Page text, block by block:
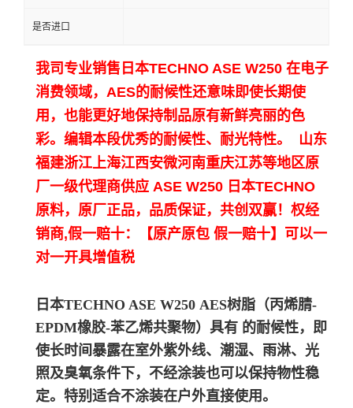
是否进口
我司专业销售日本TECHNO ASE W250 在电子
消费领域，AES的耐候性还意味即使长期使
用，也能更好地保持制品原有新鲜亮丽的色
彩。编辑本段优秀的耐候性、耐光特性。 山东
福建浙江上海江西安微河南重庆江苏等地区原
厂一级代理商供应 ASE W250 日本TECHNO
原料，原厂正品，品质保证，共创双赢！权经
销商,假一赔十：【原产原包 假一赔十】可以一
对一开具增值税
日本TECHNO ASE W250 AES树脂（丙烯腈-
EPDM橡胶-苯乙烯共聚物）具有 的耐候性，即
使长时间暴露在室外紫外线、潮湿、雨淋、光
照及臭氧条件下，不经涂装也可以保持物性稳
定。 特别适合不涂装在户外直接使用。